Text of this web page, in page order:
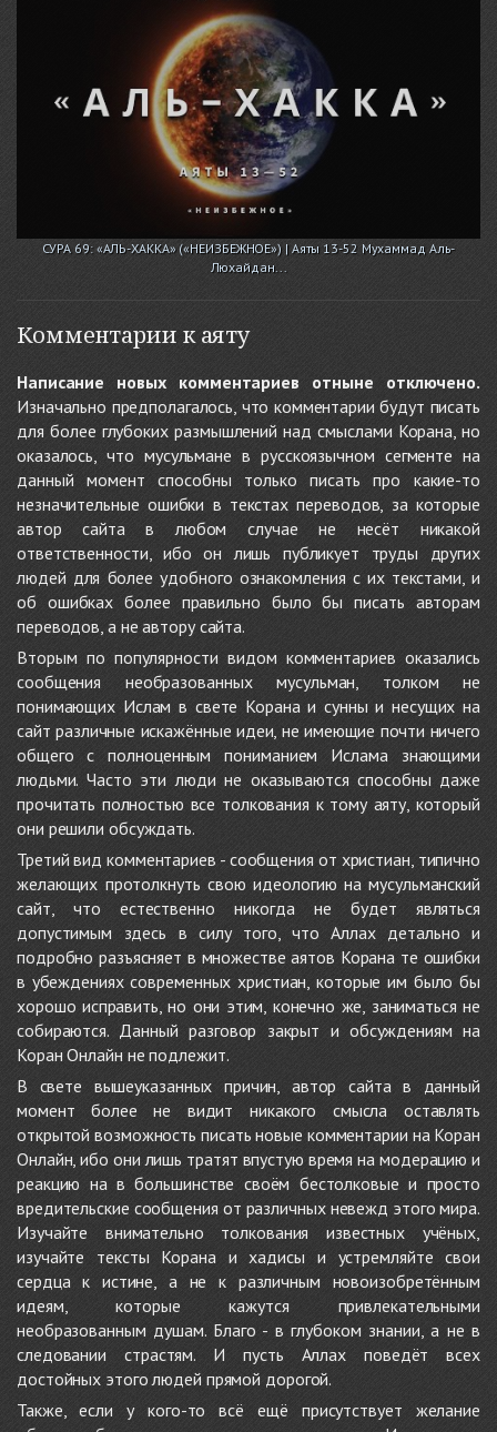
СУРА 69: «АЛЬ-ХАККА» («НЕИЗБЕЖНОЕ») | Аяты 13-52 Мухаммад Аль-
Люхайдан...
Комментарии к аяту
Написание новых комментариев отныне отключено.
Изначально предполагалось, что комментарии будут писать
для более глубоких размышлений над смыслами Корана, но
оказалось, что мусульмане в русскоязычном сегменте на
данный момент способны только писать про какие-то
незначительные ошибки в текстах переводов, за которые
автор сайта в любом случае не несёт никакой
ответственности, ибо он лишь публикует труды других
людей для более удобного ознакомления с их текстами, и
об ошибках более правильно было бы писать авторам
переводов, а не автору сайта.
Вторым по популярности видом комментариев оказались
сообщения необразованных мусульман, толком не
понимающих Ислам в свете Корана и сунны и несущих на
сайт различные искажённые идеи, не имеющие почти ничего
общего с полноценным пониманием Ислама знающими
людьми. Часто эти люди не оказываются способны даже
прочитать полностью все толкования к тому аяту, который
они решили обсуждать.
Третий вид комментариев - сообщения от христиан, типично
желающих протолкнуть свою идеологию на мусульманский
сайт, что естественно никогда не будет являться
допустимым здесь в силу того, что Аллах детально и
подробно разъясняет в множестве аятов Корана те ошибки
в убеждениях современных христиан, которые им было бы
хорошо исправить, но они этим, конечно же, заниматься не
собираются. Данный разговор закрыт и обсуждениям на
Коран Онлайн не подлежит.
В свете вышеуказанных причин, автор сайта в данный
момент более не видит никакого смысла оставлять
открытой возможность писать новые комментарии на Коран
Онлайн, ибо они лишь тратят впустую время на модерацию и
реакцию на в большинстве своём бестолковые и просто
вредительские сообщения от различных невежд этого мира.
Изучайте внимательно толкования известных учёных,
изучайте тексты Корана и хадисы и устремляйте свои
сердца к истине, а не к различным новоизобретённым
идеям, которые кажутся привлекательными
необразованным душам. Благо - в глубоком знании, а не в
следовании страстям. И пусть Аллах поведёт всех
достойных этого людей прямой дорогой.
Также, если у кого-то всё ещё присутствует желание